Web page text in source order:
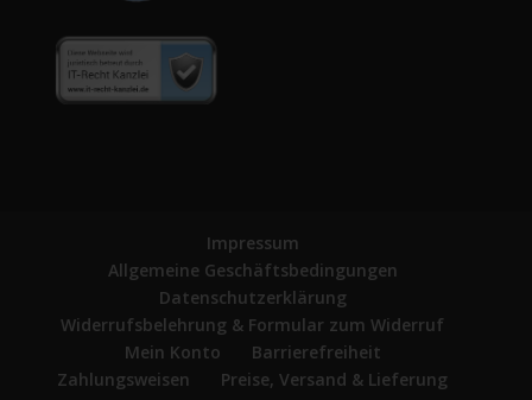
Impressum
Allgemeine Geschäftsbedingungen
Datenschutzerklärung
Widerrufsbelehrung & Formular zum Widerruf
Mein Konto
Barrierefreiheit
Zahlungsweisen
Preise, Versand & Lieferung